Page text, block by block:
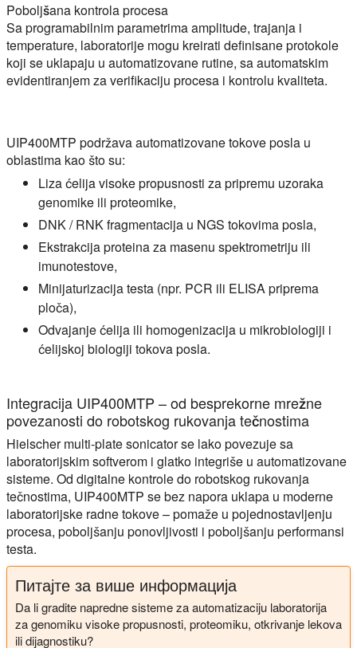
Poboljšana kontrola procesa
Sa programabilnim parametrima amplitude, trajanja i
temperature, laboratorije mogu kreirati definisane protokole
koji se uklapaju u automatizovane rutine, sa automatskim
evidentiranjem za verifikaciju procesa i kontrolu kvaliteta.
UIP400MTP podržava automatizovane tokove posla u
oblastima kao što su:
Liza ćelija visoke propusnosti za pripremu uzoraka
genomike ili proteomike,
DNK / RNK fragmentacija u NGS tokovima posla,
Ekstrakcija proteina za masenu spektrometriju ili
imunotestove,
Minijaturizacija testa (npr. PCR ili ELISA priprema
ploča),
Odvajanje ćelija ili homogenizacija u mikrobiologiji i
ćelijskoj biologiji tokova posla.
Integracija UIP400MTP – od besprekorne mrežne
povezanosti do robotskog rukovanja tečnostima
Hielscher multi-plate sonicator se lako povezuje sa
laboratorijskim softverom i glatko integriše u automatizovane
sisteme. Od digitalne kontrole do robotskog rukovanja
tečnostima, UIP400MTP se bez napora uklapa u moderne
laboratorijske radne tokove – pomaže u pojednostavljenju
procesa, poboljšanju ponovljivosti i poboljšanju performansi
testa.
Питајте за више информација
Da li gradite napredne sisteme za automatizaciju laboratorija
za genomiku visoke propusnosti, proteomiku, otkrivanje lekova
ili dijagnostiku?